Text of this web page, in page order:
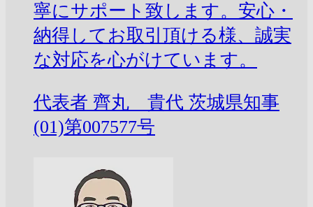
寧にサポート致します。安心・
納得してお取引頂ける様、誠実
な対応を心がけています。
代表者 齊丸 貴代 茨城県知事
(01)第007577号